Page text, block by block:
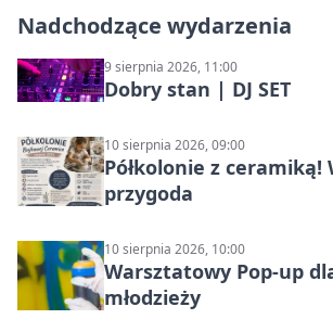
Nadchodzące wydarzenia
9 sierpnia 2026, 11:00
Dobry stan | DJ SET
10 sierpnia 2026, 09:00
Półkolonie z ceramiką!
przygoda
10 sierpnia 2026, 10:00
Warsztatowy Pop-up
młodzieży